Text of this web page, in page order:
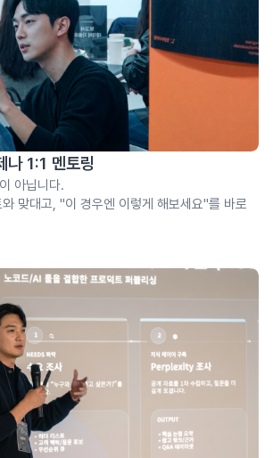
나 1:1 멘토링
아닙니다.
맞대고, "이 경우엔 이렇게 해보세요"를 바로